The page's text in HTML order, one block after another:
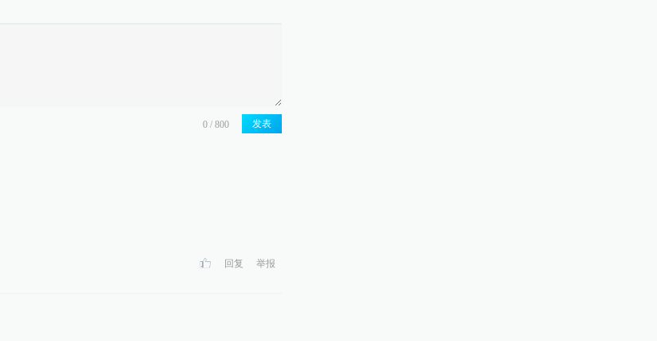
发表
回复 举报